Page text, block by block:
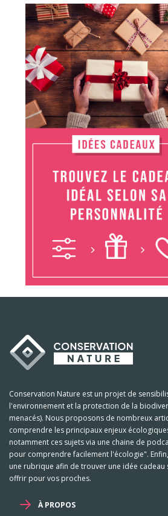
Conservation Nature est un projet de
l'environnement et la protection de la
menacés). Nous proposons de nombreux
comprendre les principaux enjeux
notamment ces sujets via une chaine de
pour comprendre facilement l'écologie".
une rubrique afin de trouver une idée cadeau
offrir pour vos proches.
À PROPOS